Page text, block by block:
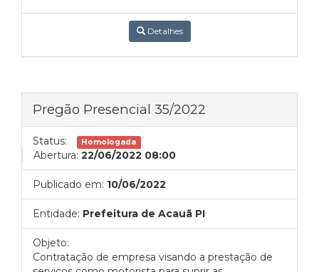
Detalhes
Pregão Presencial 35/2022
Status: Homologada
Abertura: 22/06/2022 08:00
Publicado em: 10/06/2022
Entidade: Prefeitura de Acauã PI
Objeto:
Contratação de empresa visando a prestação de